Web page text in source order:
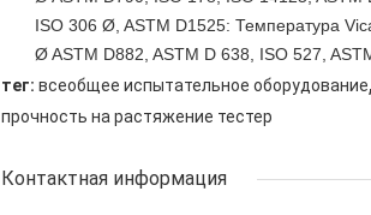
ISO 306 Ø, ASTM D1525: Температура
Ø ASTM D882, ASTM D 638, ISO 527,
тег: всеобщее испытательное оборудование,
прочность на растяжение тестер
Контактная информация